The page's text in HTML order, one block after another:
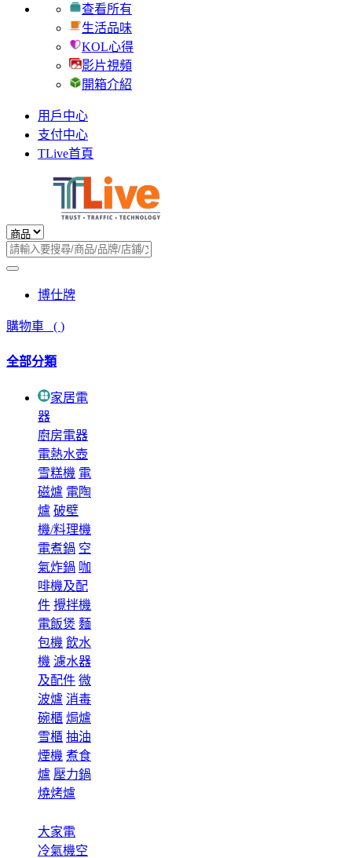
查看所有
生活品味
KOL心得
影片視頻
開箱介紹
用戶中心
支付中心
TLive首頁
博仕牌
購物車 ( )
全部分類
家居電
器
廚房電器
電熱水壺
雪糕機 電
磁爐 電陶
爐 破壁
機/料理機
電煮鍋 空
氣炸鍋 咖
啡機及配
件 攪拌機
電飯煲 麵
包機 飲水
機 濾水器
及配件 微
波爐 消毒
碗櫃 焗爐
雪櫃 抽油
煙機 煮食
爐 壓力鍋
燒烤爐
大家電
冷氣機空